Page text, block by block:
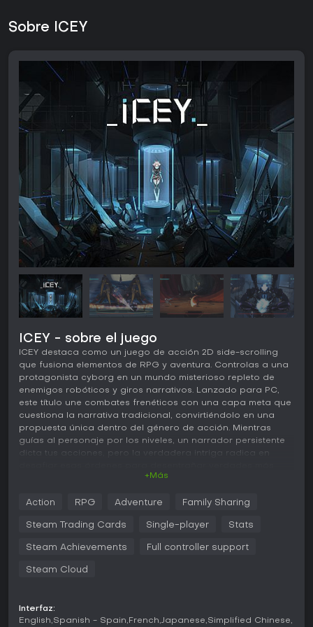
Sobre ICEY
ICEY - sobre el juego
ICEY destaca como un juego de acción 2D side-scrolling
que fusiona elementos de RPG y aventura. Controlas a una
protagonista cyborg en un mundo misterioso repleto de
enemigos robóticos y giros narrativos. Lanzado para PC,
este título une combates frenéticos con una capa meta que
cuestiona la narrativa tradicional, convirtiéndolo en una
propuesta única dentro del género de acción. Mientras
guías al personaje por los niveles, un narrador persistente
dicta tus acciones, pero la verdadera intriga radica en
Jugabilidad
En ICEY, el núcleo del gameplay gira en torno a combates
contraataques en ráfagas rápidas contra los enemigos. El
air dashes y habilidades especiales, permitiendo
para explotar debilidades en medio de sus ataques
variados. La exploración también importa: apartarte de las
+Más
Action RPG Adventure Family Sharing
Steam Trading Cards Single-player Stats
Steam Achievements Full controller support
Steam Cloud
Interfaz:
English Spanish - Spain French Japanese Simplified Chinese